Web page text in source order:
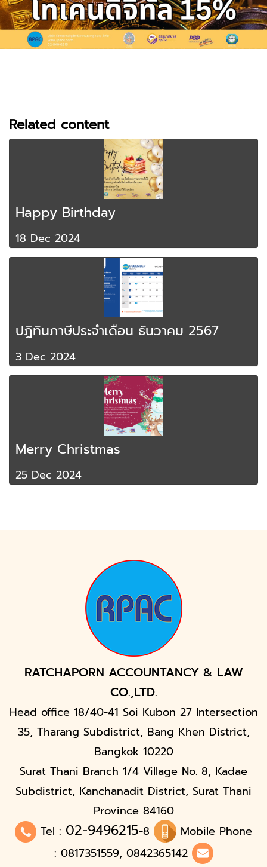
Related content
Happy Birthday
18 Dec 2024
ปฎิทินภาษีประจำเดือน ธันวาคม 2567
3 Dec 2024
Merry Christmas
25 Dec 2024
RATCHAPORN ACCOUNTANCY & LAW
CO.,LTD.
Head office 18/40-41 Soi Kubon 27 Intersection
35, Tharang Subdistrict, Bang Khen District,
Bangkok 10220
Surat Thani Branch 1/4 Village No. 8, Kadae
Subdistrict, Kanchanadit District, Surat Thani
Province 84160
Tel : 02-9496215-8
Mobile Phone
: 0817351559, 0842365142